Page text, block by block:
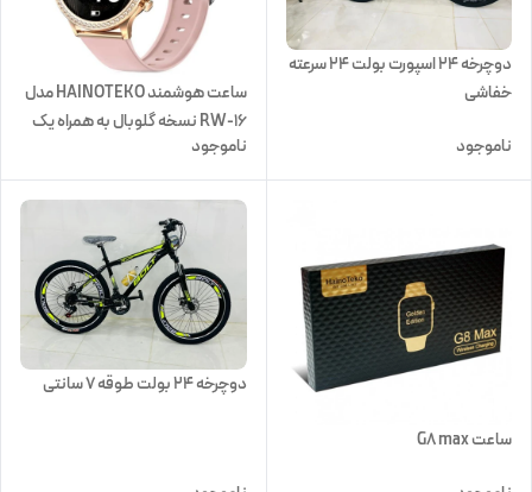
دوچرخه 24 اسپورت بولت 24 سرعته
خفاشی
ناموجود
ساعت هوشمند HAINOTEKO مدل
RW-16 نسخه گلوبال به همراه یک
ساعت عقربه ای
ناموجود
ساعت G8 max
دوچرخه 24 بولت طوقه 7 سانتی